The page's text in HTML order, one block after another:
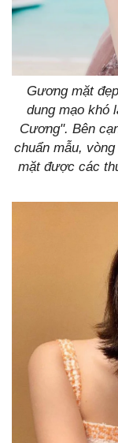
Gương mặt
dung mạo khó
Cương". Bên
chuẩn mẫu,
mặt được các